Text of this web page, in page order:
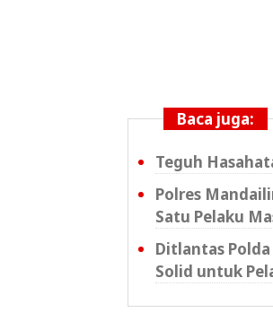
Baca juga:
Teguh
Polres
Satu Pelaku
Ditlantas
Solid untuk